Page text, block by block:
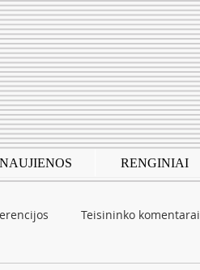
NAUJIENOS RENGINIAI
Teisininko komentarai